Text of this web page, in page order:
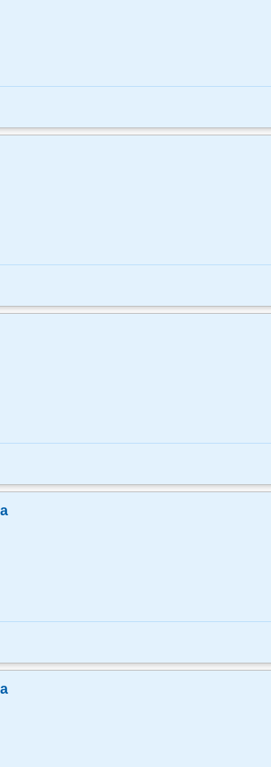
z drugiej – z wieloma Pacjentami, dla nas to Ty
z drugiej – z wieloma Pacjentami, dla nas to Ty
z drugiej – z wieloma Pacjentami, dla nas to Ty
z drugiej – z wieloma Pacjentami, dla nas to Ty